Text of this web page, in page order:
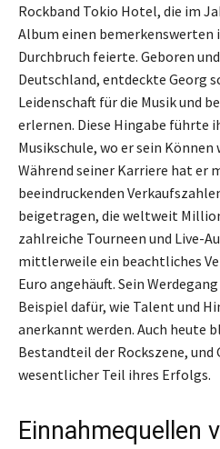
Rockband Tokio Hotel, die im
Album einen
Durchbruch feierte. Geboren
Deutschland, entdeckte Georg
Leidenschaft für die Musik und
erlernen. Diese Hingabe führte
Musikschule, wo er sein
Während seiner Karriere hat er
beeindruckenden
beigetragen, die weltweit
zahlreiche Tourneen und Live-
mittlerweile ein beachtliches
Euro angehäuft. Sein
Beispiel dafür, wie Talent und
anerkannt werden. Auch heute
Bestandteil der Rockszene,
wesentlicher Teil ihres Erfolgs.
Einnahmequellen